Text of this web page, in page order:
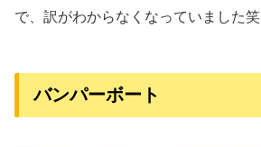
で、訳がわからなくなっていました笑
バンパーボート